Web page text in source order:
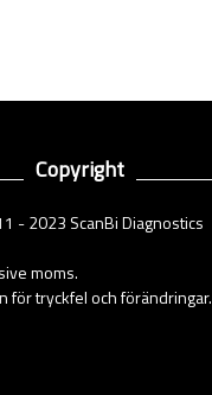
Copyright
- 2023 ScanBi Diagnostics
moms.
för tryckfel och förändringar.